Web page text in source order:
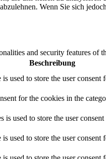
Wenn Sie sich
and security features of
Beschreibung
used to store the user
for the cookies in the
used to store the user
to store the user consent